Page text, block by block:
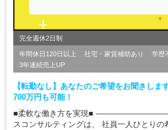
完全週休2日制
年間休日120日以上 社宅・家賃補助あり 学歴
3年連続売上UP
【転勤なし】あなたのご希望をお聞きしま
700万円も可能！
■柔軟な働き方を実現■ ――――――――――
スコンサルティングは、 社員一人ひとりの